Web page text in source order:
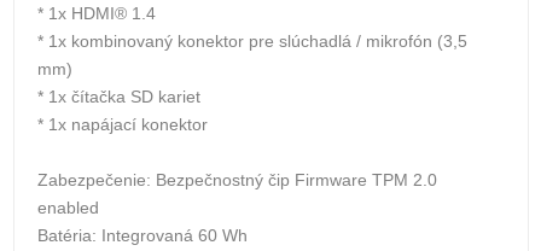
* 1x HDMI® 1.4
* 1x kombinovaný konektor pre slúchadlá / mikrofón (3,5
mm)
* 1x čítačka SD kariet
* 1x napájací konektor
Zabezpečenie: Bezpečnostný čip Firmware TPM 2.0
enabled
Batéria: Integrovaná 60 Wh